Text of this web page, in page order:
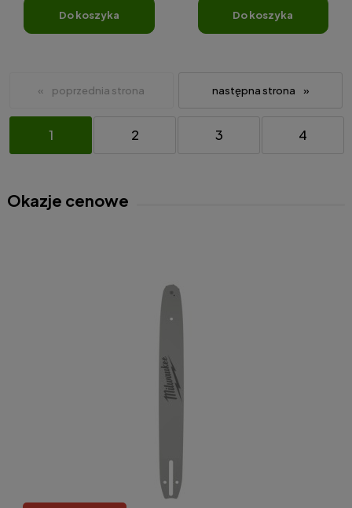
do koszyka do koszyka
«
1 2 3 4
»
Okazje cenowe